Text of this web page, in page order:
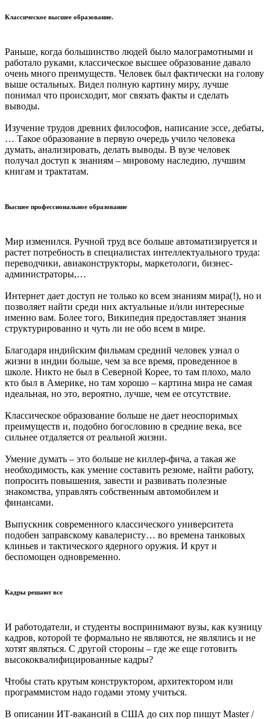
Классическое высшее образование.
Раньше, когда большинство людей было малограмотными и
работало руками, классическое высшее образование давало
очень много преимуществ. Человек был фактически на голову
выше остальных. Видел полную картину миру, лучше
понимал что происходит, мог связать факты и сделать
выводы.
Изучение трудов древних философов, написание эссе, дебаты,
… Такое образование в первую очередь учило человека
думать, анализировать, делать выводы. В вузе человек
получал доступ к знаниям – мировому наследию, лучшим
книгам и трактатам.
Высшее профессиональное образование
Мир изменился. Ручной труд все больше автоматизируется и
растет потребность в специалистах интеллектуального труда:
переводчики, авиаконструкторы, маркетологи, бизнес-
администраторы,…
Интернет дает доступ не только ко всем знаниям мира(!), но и
позволяет найти среди них актуальные и/или интересные
именно вам. Более того, Википедия предоставляет знания
структурированно и чуть ли не обо всем в мире.
Благодаря индийским фильмам средний человек узнал о
жизни в индии больше, чем за все время, проведенное в
школе. Никто не был в Северной Корее, то там плохо, мало
кто был в Америке, но там хорошо – картина мира не самая
идеальная, но это, вероятно, лучше, чем ее отсутствие.
Классическое образование больше не дает неоспоримых
преимуществ и, подобно богословию в средние века, все
сильнее отдаляется от реальной жизни.
Умение думать – это больше не киллер-фича, а такая же
необходимость, как умение составить резюме, найти работу,
попросить повышения, завести и развивать полезные
знакомства, управлять собственным автомобилем и
финансами.
Выпускник современного классического университета
подобен заправскому кавалеристу… во времена танковых
клиньев и тактического ядерного оружия. И крут и
беспомощен одновременно.
Кадры решают все
И работодатели, и студенты воспринимают вузы, как кузницу
кадров, которой те формально не являются, не являлись и не
хотят являться. С другой стороны – где же еще готовить
высококвалифицированные кадры?
Чтобы стать крутым конструктором, архитектором или
программистом надо годами этому учиться.
В описании ИТ-вакансий в США до сих пор пишут Master /